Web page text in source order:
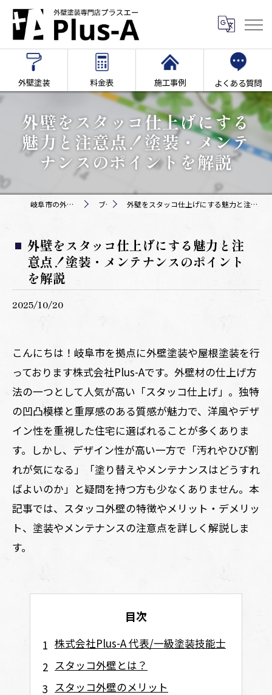
外壁塗装 料金表 施工事例 よくある質問
外壁をスタッコ仕上げにする
魅力と注意点！塗装・メンテ
ナンスのポイントを解説
岐阜市の外壁塗装専門店Plus-A ブログ 外壁をスタッコ仕上げにする魅力と注意点！塗装・メンテナンスのポイントを解説
外壁をスタッコ仕上げにする魅力と注
意点！塗装・メンテナンスのポイント
を解説
2025/10/20
こんにちは！岐阜市を拠点に外壁塗装や屋根塗装を行
っております株式会社Plus-Aです。外壁材の仕上げ方
法の一つとして人気が高い「スタッコ仕上げ」。独特
の凹凸模様と重厚感のある質感が魅力で、洋風やデザ
イン性を重視した住宅に選ばれることが多くありま
す。しかし、デザイン性が高い一方で「汚れやひび割
れが気になる」「塗り替えやメンテナンスはどうすれ
ばよいのか」と疑問を持つ方も少なくありません。本
記事では、スタッコ外壁の特徴やメリット・デメリッ
ト、塗装やメンテナンスの注意点を詳しく解説しま
す。
目次
株式会社Plus-A 代表/一級塗装技能士
スタッコ外壁とは？
スタッコ外壁のメリット